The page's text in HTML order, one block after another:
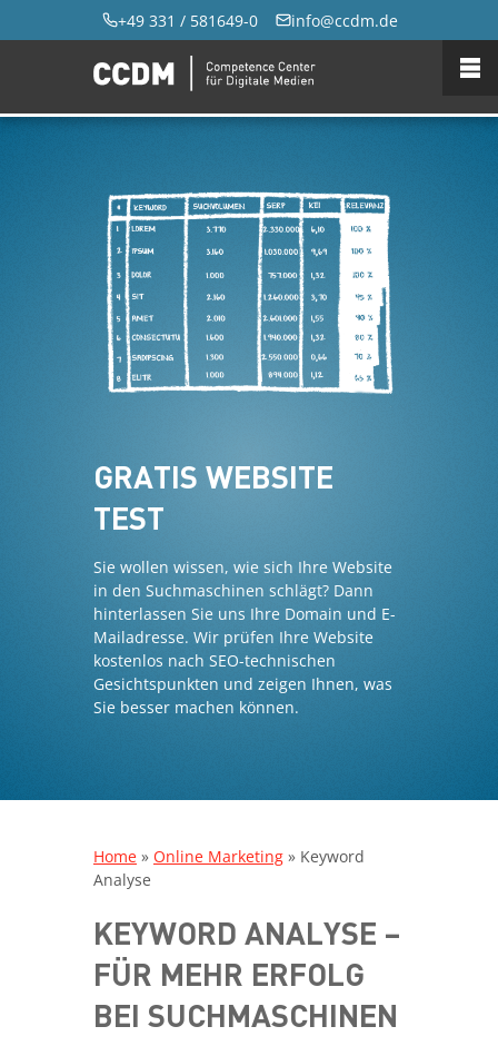
+49 331 / 581649-0 info@ccdm.de
GRATIS WEBSITE
TEST
Sie wollen wissen, wie sich Ihre Website
in den Suchmaschinen schlägt? Dann
hinterlassen Sie uns Ihre Domain und E-
Mailadresse. Wir prüfen Ihre Website
kostenlos nach SEO-technischen
Gesichtspunkten und zeigen Ihnen, was
Sie besser machen können.
Home » Online Marketing » Keyword
Analyse
KEYWORD ANALYSE –
FÜR MEHR ERFOLG
BEI SUCHMASCHINEN